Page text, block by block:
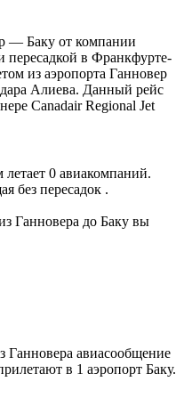
— Баку от компании
пересадкой в Франкфурте-
из аэропорта Ганновер
Алиева. Данный рейс
Canadair Regional Jet
0 авиакомпаний.
без пересадок .
Ганновера до Баку вы
Ганновера авиасообщение
в 1 аэропорт Баку.